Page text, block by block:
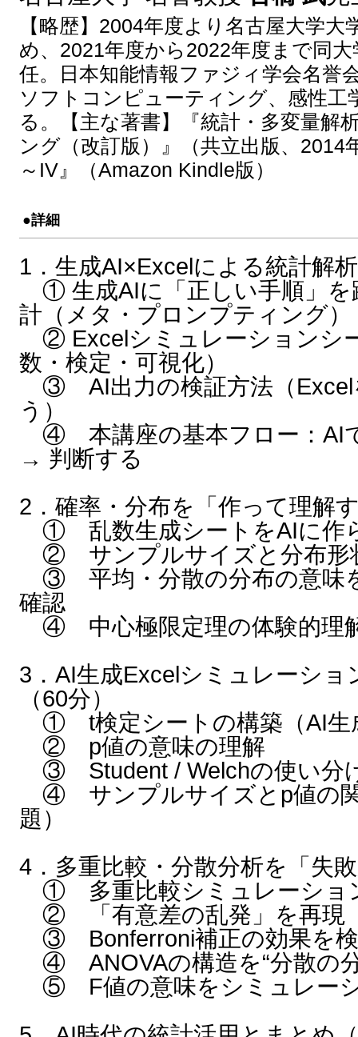
【略歴】2004年度より名古屋大学
め、2021年度から2022年度まで同
任。日本知能情報ファジィ学会名誉
ソフトコンピューティング、感性工
る。【主な著書】『統計・多変量解
ング（改訂版）』（共立出版、2014
～IV』（Amazon Kindle版）
●詳細
1．生成AI×Excelによる統計解
① 生成AIに「正しい手順」を
計（メタ・プロンプティング）
② Excelシミュレーションシ
数・検定・可視化）
③ AI出力の検証方法（Excel
う）
④ 本講座の基本フロー：AI
→ 判断する
2．確率・分布を「作って理解
① 乱数生成シートをAIに作
② サンプルサイズと分布形
③ 平均・分散の分布の意味
確認
④ 中心極限定理の体験的理
3．AI生成Excelシミュレーショ
（60分）
① t検定シートの構築（AI生
② p値の意味の理解
③ Student / Welchの使い分
④ サンプルサイズとp値の関
題）
4．多重比較・分散分析を「失
① 多重比較シミュレーショ
② 「有意差の乱発」を再現
③ Bonferroni補正の効果を
④ ANOVAの構造を“分散の
⑤ F値の意味をシミュレー